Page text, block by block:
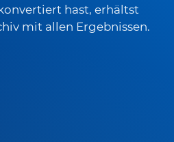
hast, erhältst
mit allen Ergebnissen.